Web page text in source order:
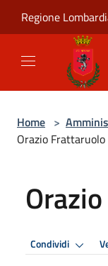
Regione
Home >
Orazio Frattaruolo
Condividi